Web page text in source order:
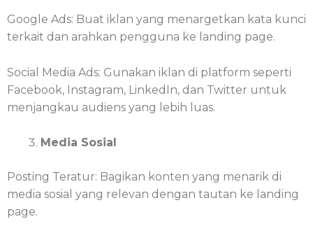
Google Ads: Buat iklan yang menargetkan kata kunci
terkait dan arahkan pengguna ke landing page.
Social Media Ads: Gunakan iklan di platform seperti
Facebook, Instagram, LinkedIn, dan Twitter untuk
menjangkau audiens yang lebih luas.
Media Sosial
Posting Teratur: Bagikan konten yang menarik di
media sosial yang relevan dengan tautan ke landing
page.